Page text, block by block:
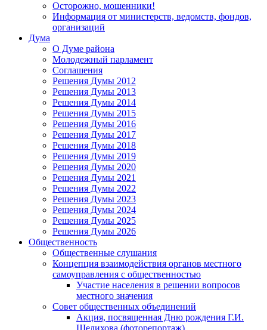
Осторожно, мошенники!
Информация от министерств, ведомств, фондов,
организаций
Дума
О Думе района
Молодежный парламент
Соглашения
Решения Думы 2012
Решения Думы 2013
Решения Думы 2014
Решения Думы 2015
Решения Думы 2016
Решения Думы 2017
Решения Думы 2018
Решения Думы 2019
Решения Думы 2020
Решения Думы 2021
Решения Думы 2022
Решения Думы 2023
Решения Думы 2024
Решения Думы 2025
Решения Думы 2026
Общественность
Общественные слушания
Концепция взаимодействия органов местного
самоуправления с общественностью
Участие населения в решении вопросов
местного значения
Совет общественных объединений
Акция, посвященная Дню рождения Г.И.
Шелихова (фоторепортаж)